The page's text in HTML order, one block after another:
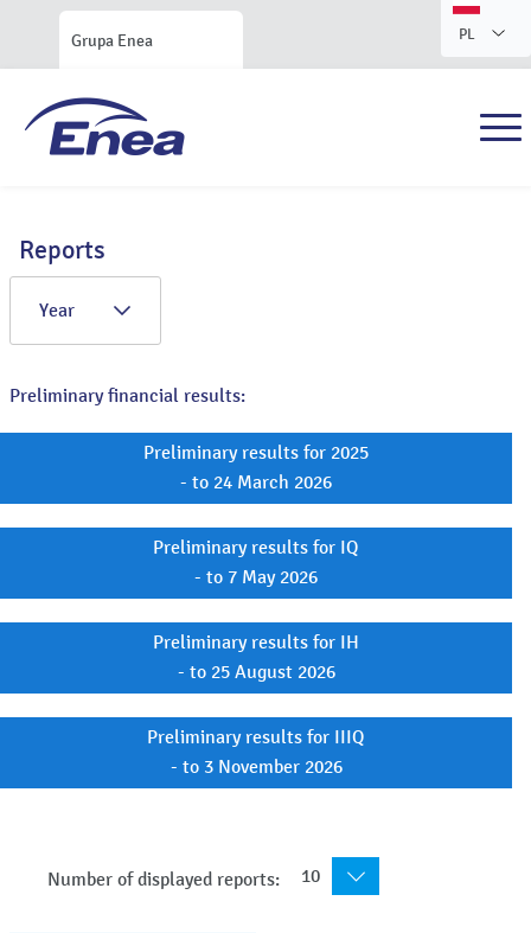
Grupa Enea PL
Reports
Year
Preliminary financial results:
Preliminary results for 2025
- to 24 March 2026
Preliminary results for IQ
- to 7 May 2026
Preliminary results for IH
- to 25 August 2026
Preliminary results for IIIQ
- to 3 November 2026
Number of displayed reports: 10